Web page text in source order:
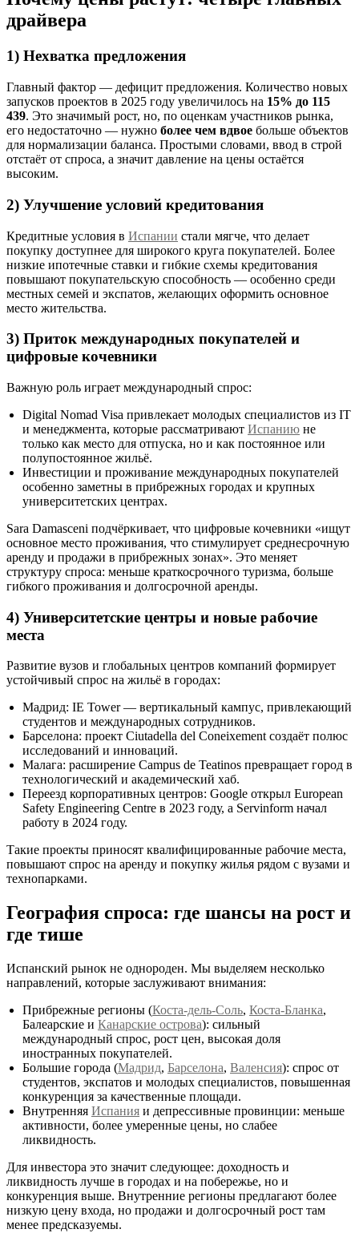
драйвера
1) Нехватка предложения
Главный фактор — дефицит предложения. Количество новых
запусков проектов в 2025 году увеличилось на 15% до 115
439. Это значимый рост, но, по оценкам участников рынка,
его недостаточно — нужно более чем вдвое больше объектов
для нормализации баланса. Простыми словами, ввод в строй
отстаёт от спроса, а значит давление на цены остаётся
высоким.
2) Улучшение условий кредитования
Кредитные условия в Испании стали мягче, что делает
покупку доступнее для широкого круга покупателей. Более
низкие ипотечные ставки и гибкие схемы кредитования
повышают покупательскую способность — особенно среди
местных семей и экспатов, желающих оформить основное
место жительства.
3) Приток международных покупателей и
цифровые кочевники
Важную роль играет международный спрос:
Digital Nomad Visa привлекает молодых специалистов из IT
и менеджмента, которые рассматривают Испанию не
только как место для отпуска, но и как постоянное или
полупостоянное жильё.
Инвестиции и проживание международных покупателей
особенно заметны в прибрежных городах и крупных
университетских центрах.
Sara Damasceni подчёркивает, что цифровые кочевники «ищут
основное место проживания, что стимулирует среднесрочную
аренду и продажи в прибрежных зонах». Это меняет
структуру спроса: меньше краткосрочного туризма, больше
гибкого проживания и долгосрочной аренды.
4) Университетские центры и новые рабочие
места
Развитие вузов и глобальных центров компаний формирует
устойчивый спрос на жильё в городах:
Мадрид: IE Tower — вертикальный кампус, привлекающий
студентов и международных сотрудников.
Барселона: проект Ciutadella del Coneixement создаёт полюс
исследований и инноваций.
Малага: расширение Campus de Teatinos превращает город в
технологический и академический хаб.
Переезд корпоративных центров: Google открыл European
Safety Engineering Centre в 2023 году, а Servinform начал
работу в 2024 году.
Такие проекты приносят квалифицированные рабочие места,
повышают спрос на аренду и покупку жилья рядом с вузами и
технопарками.
География спроса: где шансы на рост и
где тише
Испанский рынок не однороден. Мы выделяем несколько
направлений, которые заслуживают внимания:
Прибрежные регионы (Коста-дель-Соль, Коста-Бланка,
Балеарские и Канарские острова): сильный
международный спрос, рост цен, высокая доля
иностранных покупателей.
Большие города (Мадрид, Барселона, Валенсия): спрос от
студентов, экспатов и молодых специалистов, повышенная
конкуренция за качественные площади.
Внутренняя Испания и депрессивные провинции: меньше
активности, более умеренные цены, но слабее
ликвидность.
Для инвестора это значит следующее: доходность и
ликвидность лучше в городах и на побережье, но и
конкуренция выше. Внутренние регионы предлагают более
низкую цену входа, но продажи и долгосрочный рост там
менее предсказуемы.